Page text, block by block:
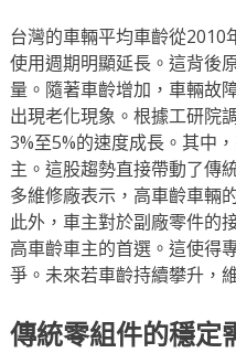
台灣的車輛平均車齡從2010
使用週期明顯延長。這背後
量。隨著車齡增加，車輛故
出現老化現象。根據工研院
3%至5%的速度成長。其中
主。這股趨勢直接帶動了傳
多維修廠表示，高車齡車輛
此外，車主對於副廠零件的
高車齡車主的首選。這使得
爭。未來若車齡持續攀升，
傳統零組件的穩定